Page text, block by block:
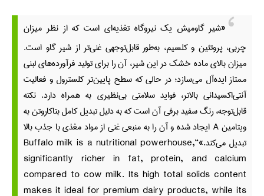
«شیر گاومیش یک نیروگاه تغذیه‌ای است که از نظر میزان
چربی، پروتئین و کلسیم، به‌طور قابل‌توجهی غنی‌تر از شیر گاو است.
میزان بالای ماده خشک در این شیر، آن را برای تولید فرآورده‌های لبنی
ممتاز ایده‌آل می‌سازد؛ در حالی که سطح پایین‌تر کلسترول و فعالیت
آنتی‌اکسیدانی بالاتر، فواید سلامتی بی‌نظیری به همراه دارد. نکته
قابل‌توجه، رنگ سفید برفی آن است که به دلیل تبدیل کامل بتاکاروتن به
ویتامین A ایجاد شده و آن را به منبعی غنی از مواد مغذی با جذب بالا
تبدیل می‌کند.» “Buffalo milk is a nutritional powerhouse,
significantly richer in fat, protein, and calcium
compared to cow milk. Its high total solids content
makes it ideal for premium dairy products, while its